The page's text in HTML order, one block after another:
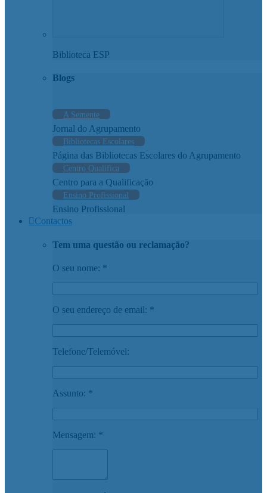
Biblioteca ESP
Blogs
A Semente
Jornal do Agrupamento
Bibliotecas Escolares
Página das Bibliotecas Escolares do Agrupamento
Centro Qualifica
Centro para a Qualificação
Ensino Profissional
Ensino Profissional
Contactos
Tem uma questão ou reclamação?
O seu nome: *
O seu endereço de email: *
Telefone/Telemóvel:
Assunto: *
Mensagem: *